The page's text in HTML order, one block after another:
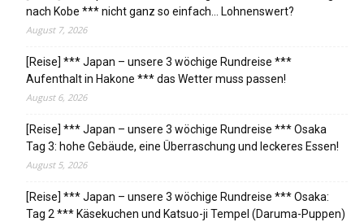
nach Kobe *** nicht ganz so einfach… Lohnenswert?
August 7, 2026
[Reise] *** Japan – unsere 3 wöchige Rundreise ***
Aufenthalt in Hakone *** das Wetter muss passen!
August 6, 2026
[Reise] *** Japan – unsere 3 wöchige Rundreise *** Osaka
Tag 3: hohe Gebäude, eine Überraschung und leckeres Essen!
August 5, 2026
[Reise] *** Japan – unsere 3 wöchige Rundreise *** Osaka:
Tag 2 *** Käsekuchen und Katsuo-ji Tempel (Daruma-Puppen)